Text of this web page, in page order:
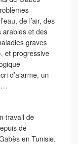
de l’air, des
arables et des
graves
et progressive
d’alarme, un
…
travail de
de
en Tunisie.